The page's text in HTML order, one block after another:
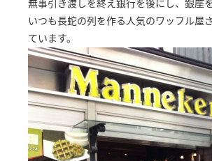
無事引き渡しを終え銀行を後にし、銀座
いつも長蛇の列を作る人気のワッフル屋
ています。